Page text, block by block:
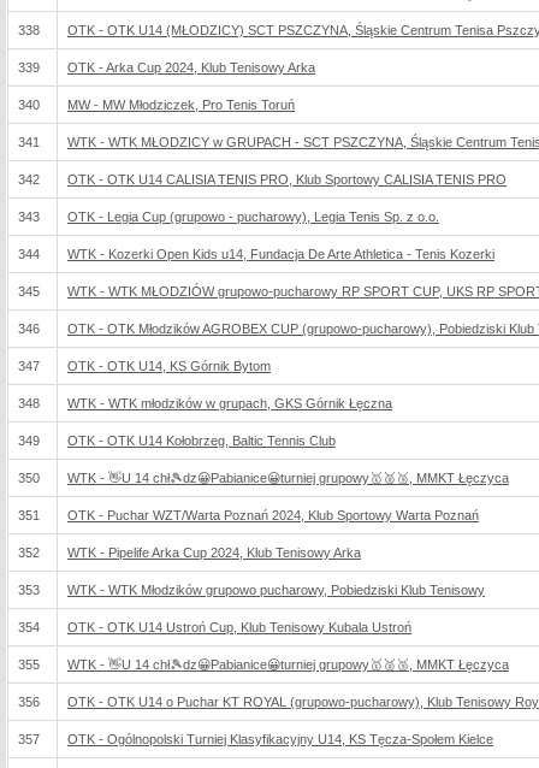
338 OTK - OTK U14 (MŁODZICY) SCT PSZCZYNA, Śląskie Centrum Tenisa
339 OTK - Arka Cup 2024, Klub Tenisowy Arka
340 MW - MW Młodziczek, Pro Tenis Toruń
341 WTK - WTK MŁODZICY w GRUPACH - SCT PSZCZYNA, Śląskie Centrum
342 OTK - OTK U14 CALISIA TENIS PRO, Klub Sportowy CALISIA TENIS PRO
343 OTK - Legia Cup (grupowo - pucharowy), Legia Tenis Sp. z o.o.
344 WTK - Kozerki Open Kids u14, Fundacja De Arte Athletica - Tenis Kozerki
345 WTK - WTK MŁODZIÓW grupowo-pucharowy RP SPORT CUP, UKS RP
346 OTK - OTK Młodzików AGROBEX CUP (grupowo-pucharowy), Pobiedziski Klub
347 OTK - OTK U14, KS Górnik Bytom
348 WTK - WTK młodzików w grupach, GKS Górnik Łęczna
349 OTK - OTK U14 Kołobrzeg, Baltic Tennis Club
350 WTK - 👋U 14 chł🎾dz😀Pabianice😀turniej grupowy🥇🥈🥉, MMKT Łęczyca
351 OTK - Puchar WZT/Warta Poznań 2024, Klub Sportowy Warta Poznań
352 WTK - Pipelife Arka Cup 2024, Klub Tenisowy Arka
353 WTK - WTK Młodzików grupowo pucharowy, Pobiedziski Klub Tenisowy
354 OTK - OTK U14 Ustroń Cup, Klub Tenisowy Kubala Ustroń
355 WTK - 👋U 14 chł🎾dz😀Pabianice😀turniej grupowy🥇🥈🥉, MMKT Łęczyca
356 OTK - OTK U14 o Puchar KT ROYAL (grupowo-pucharowy), Klub Tenisowy
357 OTK - Ogólnopolski Turniej Klasyfikacyjny U14, KS Tęcza-Społem Kielce